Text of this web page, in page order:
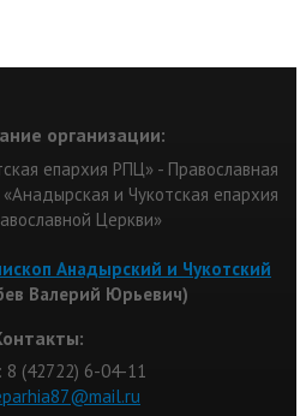
организации:
епархия РПЦ» - Православная
и Чукотская епархия
Церкви»
Анадырский и Чукотский
Валерий Юрьевич)
8 (42722) 6-04-11